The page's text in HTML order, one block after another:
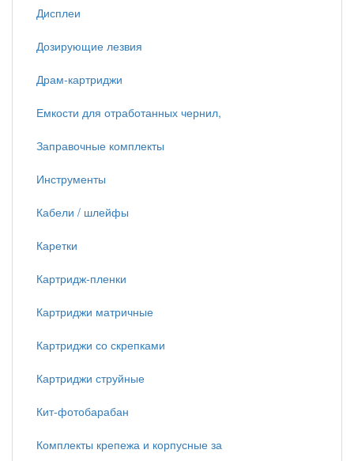
Дисплеи
Дозирующие лезвия
Драм-картриджи
Емкости для отработанных чернил,
Заправочные комплекты
Инструменты
Кабели / шлейфы
Каретки
Картридж-пленки
Картриджи матричные
Картриджи со скрепками
Картриджи струйные
Кит-фотобарабан
Комплекты крепежа и корпусные за